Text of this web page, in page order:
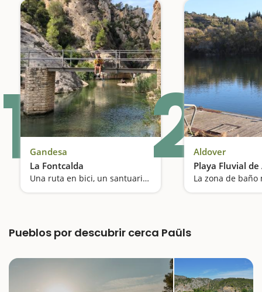
1 Gandesa
La Fontcalda
Una ruta en bici, un santuario y un baño medicinal en el río Canaletes2Aldover
Playa Fluvial
Pueblos por descubrir cerca Paüls